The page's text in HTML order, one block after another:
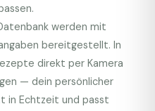
werden mit
bereitgestellt. In
direkt per Kamera
— dein persönlicher
in Echtzeit und passt